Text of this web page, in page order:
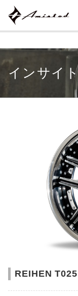
インサイ
REIHEN T025